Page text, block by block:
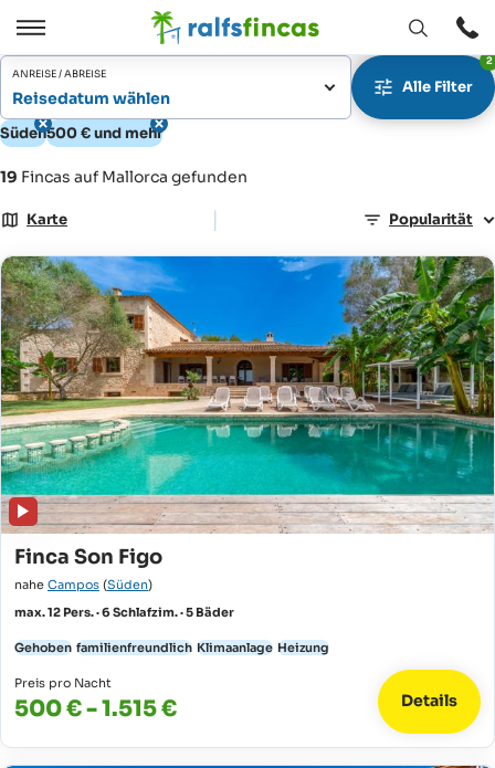
Öffnen
/
Schließen
Fenster
Öffnen
ANREISE / ABREISE
Reisedatum wählen
Alle Filter
2
Süden500 € und mehr
19 Fincas auf Mallorca gefunden
Karte | Popularität
Finca Son Figo
nahe Campos (Süden)
max. 12 Pers. · 6 Schlafzim. · 5 Bäder
Gehoben familienfreundlich Klimaanlage Heizung
Preis pro Nacht
500 € - 1.515 € Details